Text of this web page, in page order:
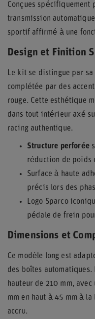
Conçues spécifiquement
transmission
sportif affirmé à une
Design et Finition
Le kit se distingue par
complétée par des
rouge. Cette esthétique
dans tout intérieur axé
racing authentique.
Structure perforée
réduction de poids
Surface à haute
précis lors des
Logo Sparco
pédale de frein
Dimensions et
Ce modèle long est
des boîtes
hauteur de 210 mm,
mm en haut à 45 mm à
accru.